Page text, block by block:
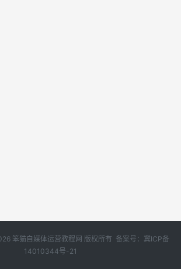
笨猫自媒体运营教程网 版权所有 备案号： 冀ICP备
14010344号-21